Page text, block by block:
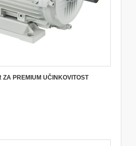
ZA PREMIUM UČINKOVITOST